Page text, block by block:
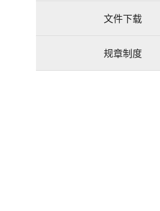
文件下载
规章制度